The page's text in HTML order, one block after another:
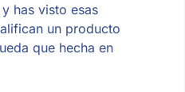
has visto esas
un producto
que hecha en